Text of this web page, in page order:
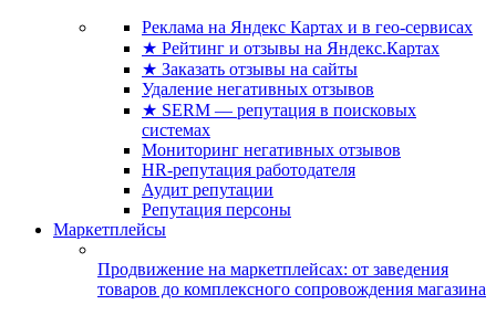
Реклама на Яндекс Картах и в гео-сервисах
★ Рейтинг и отзывы на Яндекс.Картах
★ Заказать отзывы на сайты
Удаление негативных отзывов
★ SERM — репутация в поисковых
системах
Мониторинг негативных отзывов
HR-репутация работодателя
Аудит репутации
Репутация персоны
Маркетплейсы
Продвижение на маркетплейсах: от заведения
товаров до комплексного сопровождения магазина